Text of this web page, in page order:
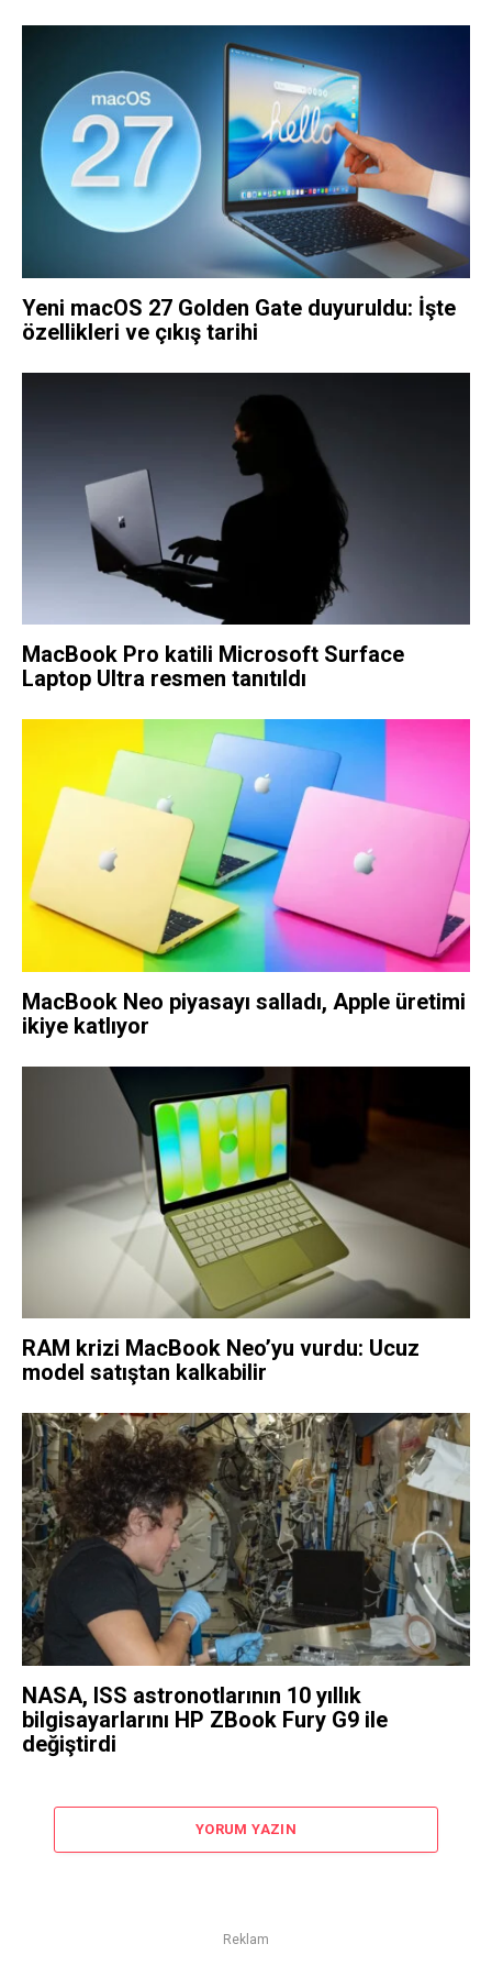
Yeni macOS 27 Golden Gate duyuruldu: İşte
özellikleri ve çıkış tarihi
MacBook Pro katili Microsoft Surface
Laptop Ultra resmen tanıtıldı
MacBook Neo piyasayı salladı, Apple üretimi
ikiye katlıyor
RAM krizi MacBook Neo’yu vurdu: Ucuz
model satıştan kalkabilir
NASA, ISS astronotlarının 10 yıllık
bilgisayarlarını HP ZBook Fury G9 ile
değiştirdi
YORUM YAZIN
Reklam